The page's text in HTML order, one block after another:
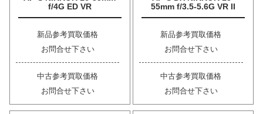
f/4G ED VR
新品参考買取価格
お問合せ下さい
中古参考買取価格
お問合せ下さい
55mm f/3.5-5.6G VR II
新品参考買取価格
お問合せ下さい
中古参考買取価格
お問合せ下さい